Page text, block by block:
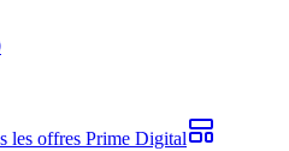
les offres Prime Digital